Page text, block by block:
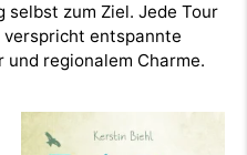
selbst zum Ziel. Jede Tour
entspannte
und regionalem Charme.
Kerstin Biehl